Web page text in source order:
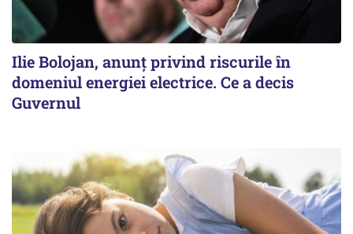
Ilie Bolojan, anunț privind riscurile în
domeniul energiei electrice. Ce a decis
Guvernul